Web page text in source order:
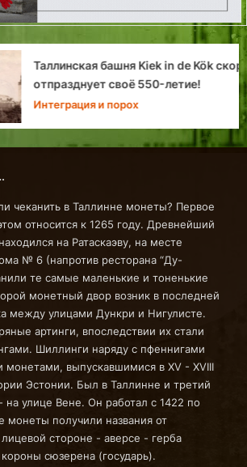
башня Kiek in de Kök скоро
своё 550-летие!
и порох
чеканить в Таллинне монеты? Первое
относится к 1265 году. Древнейший
на Ратаскаэву, на месте
№ 6 (напротив ресторана “Ду-
те самые маленькие и тоненькие
монетный двор возник в последней
между улицами Дункри и Нигулисте.
артинги, впоследствии их стали
Шиллинги наряду с пфеннигами
выпускавшимися в ХV - ХVIII
Эстонии. Был в Таллинне и третий
улице Вене. Он работал с 1422 по
монеты получили названия от
стороне - аверсе - герба
короны сюзерена (государь).